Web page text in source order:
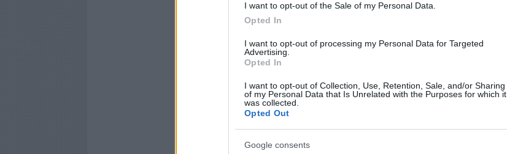
I want to opt-out of the Sale of my Personal Data.
Opted In
I want to opt-out of processing my Personal Data for Targeted
Advertising.
Opted In
I want to opt-out of Collection, Use, Retention, Sale, and/or Sharing
of my Personal Data that Is Unrelated with the Purposes for which it
was collected.
Opted Out
Google consents